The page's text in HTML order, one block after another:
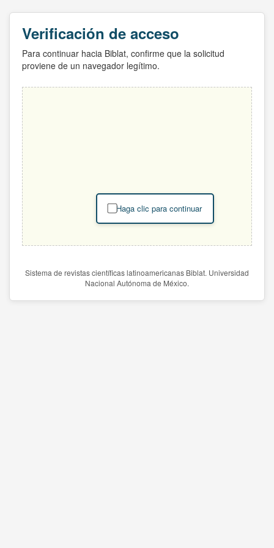
Verificación de acceso
Para continuar hacia Biblat, confirme que la solicitud
proviene de un navegador legítimo.
Haga clic para continuar
Sistema de revistas científicas latinoamericanas Biblat. Universidad
Nacional Autónoma de México.